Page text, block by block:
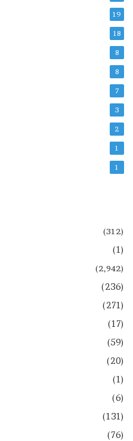
19
18
8
8
7
3
2
1
1
(312)
(1)
(2,942)
(236)
(271)
(17)
(59)
(20)
(1)
(6)
(131)
(76)